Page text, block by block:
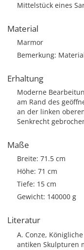
Mittelstück eines
Material
Marmor
Bemerkung:
Erhaltung
Moderne
am Rand des
an der linken
Senkrecht
Maße
Breite: 71.5 cm
Höhe: 71 cm
Tiefe: 15 cm
Gewicht: 140000 g
Literatur
A. Conze,
antiken Skulpturen